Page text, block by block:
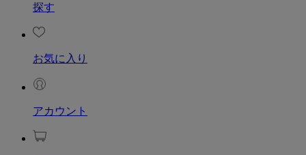
探す
お気に入り
アカウント